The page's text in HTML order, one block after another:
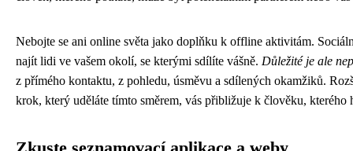
Nebojte se ani online světa jako doplňku k offline aktivitám.
najít lidi ve vašem okolí, se kterými sdílíte vášně. Důležité je ale
z přímého kontaktu, z pohledu, úsměvu a sdílených okamžiků.
krok, který uděláte tímto směrem, vás přibližuje k člověku, kterého